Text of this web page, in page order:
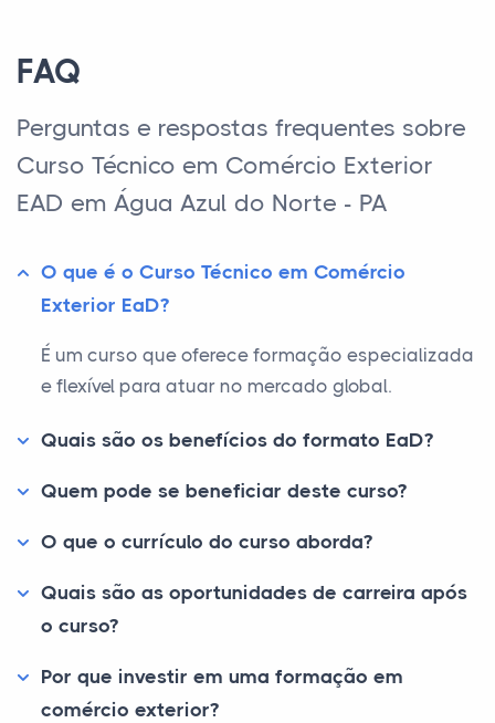
FAQ
Perguntas e respostas frequentes sobre
Curso Técnico em Comércio Exterior
EAD em Água Azul do Norte - PA
O que é o Curso Técnico em Comércio
Exterior EaD?
É um curso que oferece formação especializada
e flexível para atuar no mercado global.
Quais são os benefícios do formato EaD?
Quem pode se beneficiar deste curso?
O que o currículo do curso aborda?
Quais são as oportunidades de carreira após
o curso?
Por que investir em uma formação em
comércio exterior?